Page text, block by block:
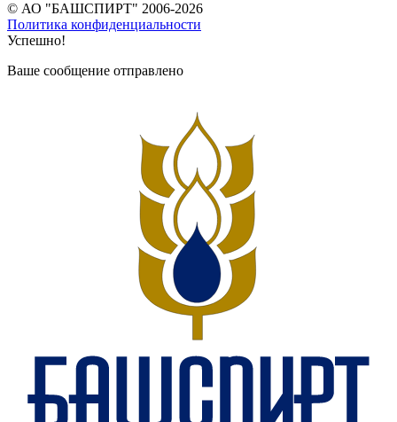
© АО "БАШСПИРТ" 2006-2026
Политика конфиденциальности
Успешно!
Ваше сообщение отправлено